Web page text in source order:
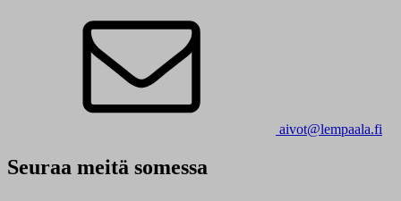
aivot@lempaala.fi
Seuraa meitä somessa